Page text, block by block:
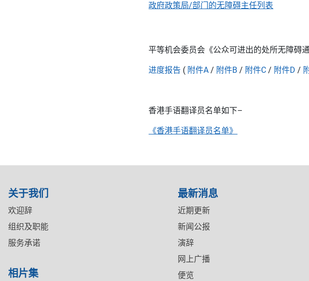
政府政策局/部门的无障碍主任列表
平等机会委员会《公众可进出的处所无障碍
进度报告 ( 附件A / 附件B / 附件C / 附件D /
香港手语翻译员名单如下–
《香港手语翻译员名单》
关于我们
欢迎辞
组织及职能
服务承诺
相片集
最新消息
近期更新
新闻公报
演辞
网上广播
便览